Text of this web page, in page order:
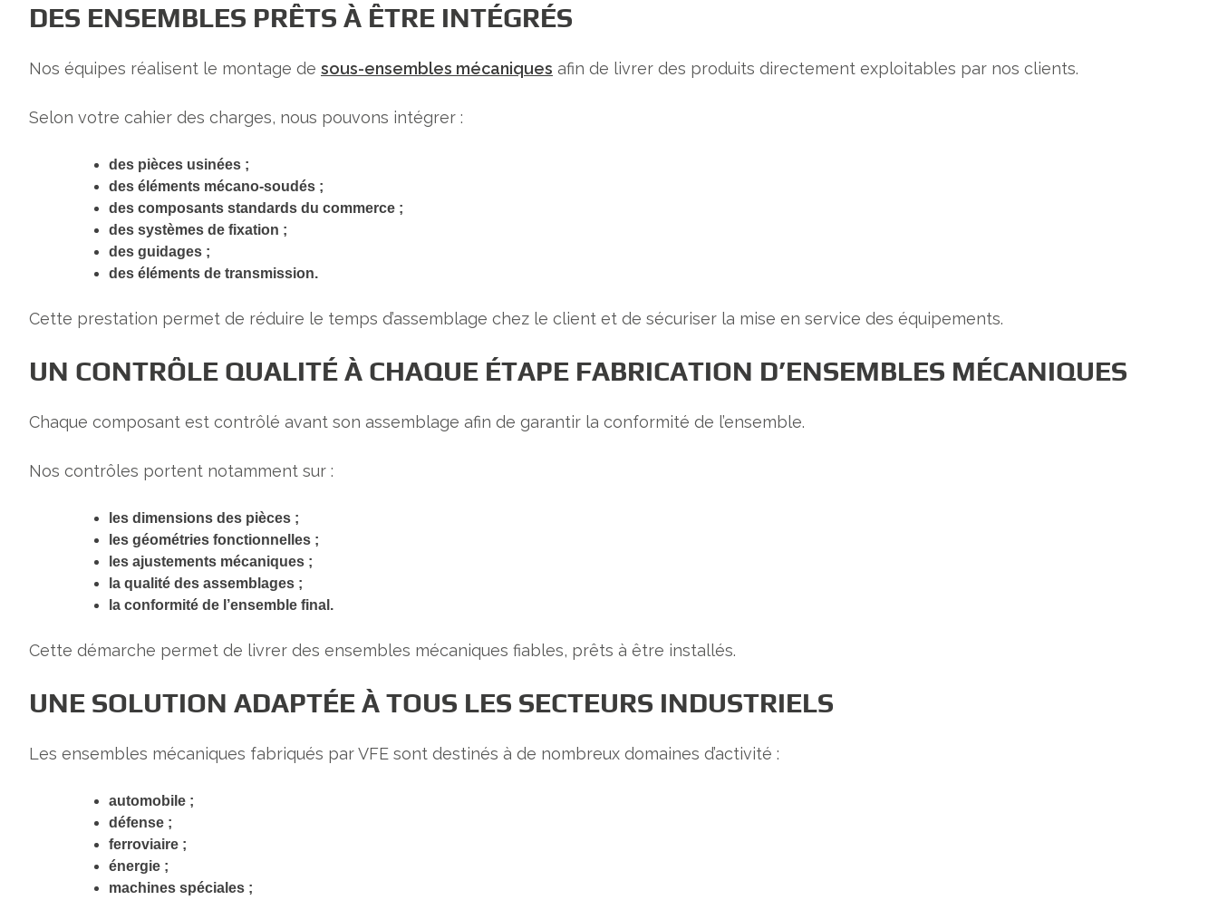
DES ENSEMBLES PRÊTS À ÊTRE INTÉGRÉS
Nos équipes réalisent le montage de sous-ensembles mécaniques afin de livrer des produits directement exploitables par nos clients.
Selon votre cahier des charges, nous pouvons intégrer :
des pièces usinées ;
des éléments mécano-soudés ;
des composants standards du commerce ;
des systèmes de fixation ;
des guidages ;
des éléments de transmission.
Cette prestation permet de réduire le temps d’assemblage chez le client et de sécuriser la mise en service des équipements.
UN CONTRÔLE QUALITÉ À CHAQUE ÉTAPE FABRICATION D’ENSEMBLES MÉCANIQUES
Chaque composant est contrôlé avant son assemblage afin de garantir la conformité de l’ensemble.
Nos contrôles portent notamment sur :
les dimensions des pièces ;
les géométries fonctionnelles ;
les ajustements mécaniques ;
la qualité des assemblages ;
la conformité de l’ensemble final.
Cette démarche permet de livrer des ensembles mécaniques fiables, prêts à être installés.
UNE SOLUTION ADAPTÉE À TOUS LES SECTEURS INDUSTRIELS
Les ensembles mécaniques fabriqués par VFE sont destinés à de nombreux domaines d’activité :
automobile ;
défense ;
ferroviaire ;
énergie ;
machines spéciales ;